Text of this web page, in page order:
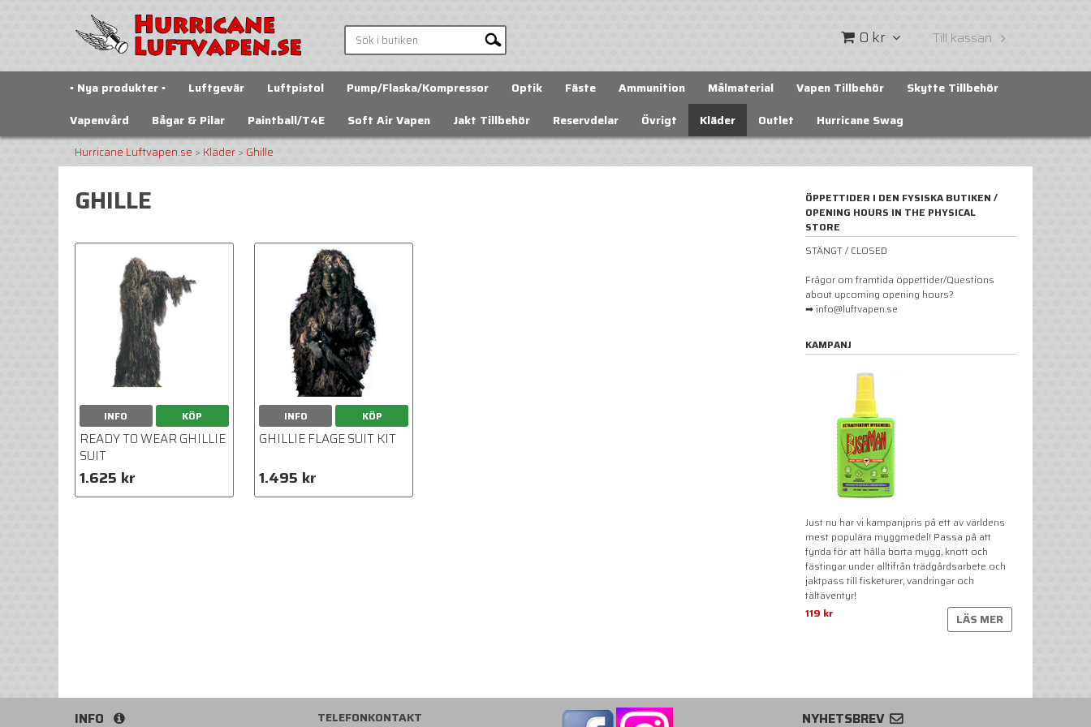
0 kr Till kassan
▪️ Nya produkter ▪️ Luftgevär Luftpistol Pump/Flaska/Kompressor Optik Fäste Ammunition Målmaterial Vapen Tillbehör
Skytte Tillbehör
Vapenvård
Bågar & Pilar Paintball/T4E Soft Air Vapen Jakt Tillbehör Reservdelar Övrigt Kläder Outlet Hurricane Swag
Hurricane Luftvapen.se > Kläder> Ghille
GHILLE
INFO KÖP
READY TO WEAR GHILLIE
SUIT
1.625 kr
INFO KÖP
GHILLIE FLAGE SUIT KIT
1.495 kr
ÖPPETTIDER I DEN FYSISKA BUTIKEN /
OPENING HOURS IN THE PHYSICAL
STORE
STÄNGT / CLOSED
Frågor om framtida öppettider/Questions
about upcoming opening hours?
➡ info@luftvapen.se
KAMPANJ
Just nu har vi kampanjpris på ett av världens
mest populära myggmedel! Passa på att
fynda för att hålla borta mygg, knott och
fästingar under alltifrån trädgårdsarbete och
jaktpass till fisketurer, vandringar och
tältäventyr!
119 kr
LÄS MER
INFO TELEFONKONTAKT NYHETSBREV